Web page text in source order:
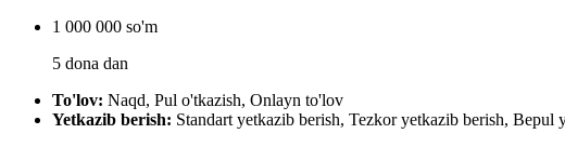
1 000 000 so'm
5 dona dan
To'lov: Naqd, Pul o'tkazish, Onlayn to'lov
Yetkazib berish: Standart yetkazib berish, Tezkor yetkazib berish, Bepul